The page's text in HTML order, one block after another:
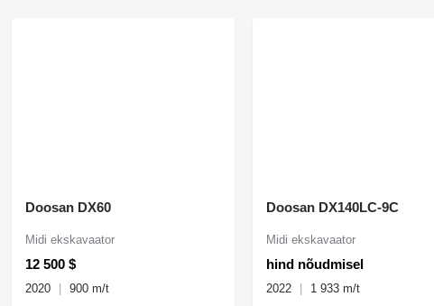
Doosan DX60
12 500 $
Midi ekskavaator
2020
900 m/t
Doosan DX140LC-9C
hind nõudmisel
Midi ekskavaator
2022
1 933 m/t